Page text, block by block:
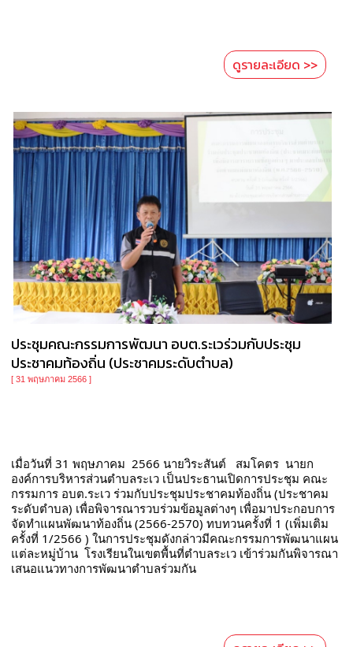
ดูรายละเอียด >>
ประชุมคณะกรรมการพัฒนา อบต.ระเวร่วมกับประชุม
ประชาคมท้องถิ่น (ประชาคมระดับตำบล)
[ 31 พฤษภาคม 2566 ]
เมื่อวันที่ 31 พฤษภาคม  2566 นายวิระสันต์   สมโคตร  นายก
องค์การบริหารส่วนตำบลระเว เป็นประธานเปิดการประชุม คณะ
กรรมการ อบต.ระเว ร่วมกับประชุมประชาคมท้องถิ่น (ประชาคม
ระดับตำบล) เพื่อพิจารณารวบร่วมข้อมูลต่างๆ เพื่อมาประกอบการ
จัดทำแผนพัฒนาท้องถิ่น (2566-2570) ทบทวนครั้งที่ 1 (เพิ่มเติม
ครั้งที่ 1/2566 ) ในการประชุมดังกล่าวมีคณะกรรมการพัฒนาแผน
แต่ละหมู่บ้าน  โรงเรียนในเขตพื้นที่ตำบลระเว เข้าร่วมกันพิจารณา
เสนอแนวทางการพัฒนาตำบลร่วมกัน